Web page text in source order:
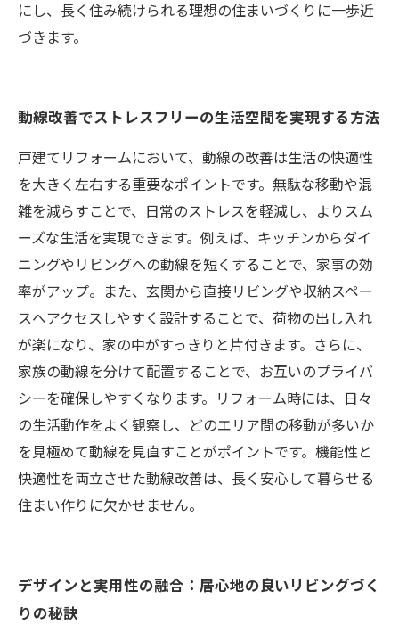
にし、長く住み続けられる理想の住まいづくりに一歩近
づきます。
動線改善でストレスフリーの生活空間を実現する方法
戸建てリフォームにおいて、動線の改善は生活の快適性
を大きく左右する重要なポイントです。無駄な移動や混
雑を減らすことで、日常のストレスを軽減し、よりスム
ーズな生活を実現できます。例えば、キッチンからダイ
ニングやリビングへの動線を短くすることで、家事の効
率がアップ。また、玄関から直接リビングや収納スペー
スへアクセスしやすく設計することで、荷物の出し入れ
が楽になり、家の中がすっきりと片付きます。さらに、
家族の動線を分けて配置することで、お互いのプライバ
シーを確保しやすくなります。リフォーム時には、日々
の生活動作をよく観察し、どのエリア間の移動が多いか
を見極めて動線を見直すことがポイントです。機能性と
快適性を両立させた動線改善は、長く安心して暮らせる
住まい作りに欠かせません。
デザインと実用性の融合：居心地の良いリビングづく
りの秘訣